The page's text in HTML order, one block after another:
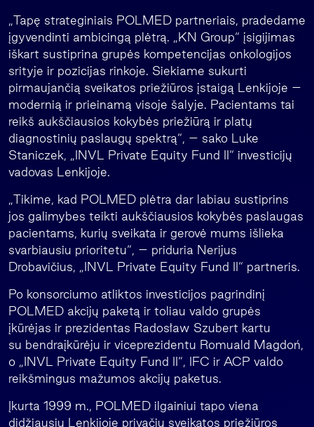
„Tapę strateginiais POLMED partneriais, pradedame
įgyvendinti ambicingą plėtrą. „KN Group“ įsigijimas
iškart sustiprina grupės kompetencijas onkologijos
srityje ir pozicijas rinkoje. Siekiame sukurti
pirmaujančią sveikatos priežiūros įstaigą Lenkijoje –
modernią ir prieinamą visoje šalyje. Pacientams tai
reikš aukščiausios kokybės priežiūrą ir platų
diagnostinių paslaugų spektrą“, – sako Luke
Staniczek, „INVL Private Equity Fund II“ investicijų
vadovas Lenkijoje.
„Tikime, kad POLMED plėtra dar labiau sustiprins
jos galimybes teikti aukščiausios kokybės paslaugas
pacientams, kurių sveikata ir gerovė mums išlieka
svarbiausiu prioritetu“, – priduria Nerijus
Drobavičius, „INVL Private Equity Fund II“ partneris.
Po konsorciumo atliktos investicijos pagrindinį
POLMED akcijų paketą ir toliau valdo grupės
įkūrėjas ir prezidentas Radosław Szubert kartu
su bendraįkūrėju ir viceprezidentu Romuald Magdoń,
o „INVL Private Equity Fund II“, IFC ir ACP valdo
reikšmingus mažumos akcijų paketus.
Įkurta 1999 m., POLMED ilgainiui tapo viena
didžiausių Lenkijoje privačių sveikatos priežiūros